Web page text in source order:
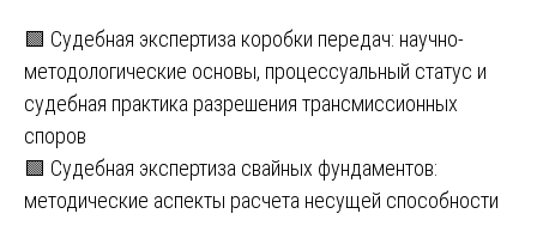
Навигация
по
записям
🟩 Судебная экспертиза коробки передач: научно-
методологические основы, процессуальный статус и
судебная практика разрешения трансмиссионных
споров
🟩 Судебная экспертиза свайных фундаментов:
методические аспекты расчета несущей способности